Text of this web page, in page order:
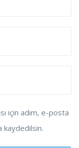
için adım, e-posta
kaydedilsin.